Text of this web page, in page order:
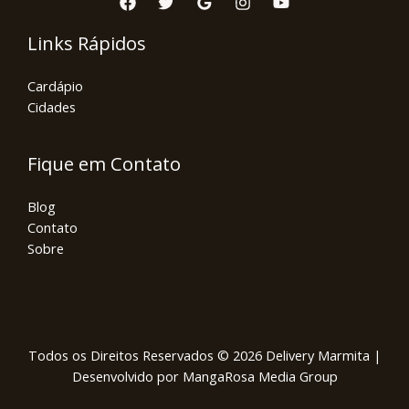
Links Rápidos
Cardápio
Cidades
Fique em Contato
Blog
Contato
Sobre
Todos os Direitos Reservados © 2026 Delivery Marmita |
Desenvolvido por MangaRosa Media Group